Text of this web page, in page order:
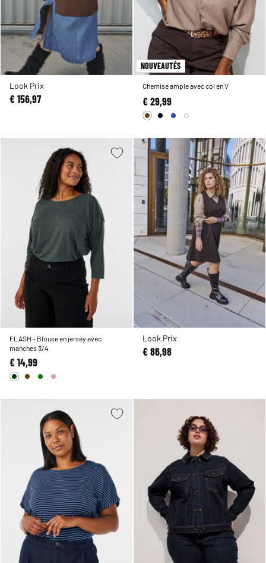
Look Prix
€ 156,97
NOUVEAUTÉS
Chemise ample avec col en V
€ 29,99
FLASH - Blouse en jersey avec
manches 3/4
€ 14,99
Look Prix
€ 86,98